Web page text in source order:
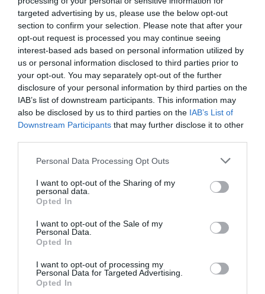
targeted advertising by us, please use the below opt-out
section to confirm your selection. Please note that after your
opt-out request is processed you may continue seeing
interest-based ads based on personal information utilized by
us or personal information disclosed to third parties prior to
your opt-out. You may separately opt-out of the further
disclosure of your personal information by third parties on the
IAB’s list of downstream participants. This information may
also be disclosed by us to third parties on the IAB’s List of
Downstream Participants that may further disclose it to other
Personal Data Processing Opt Outs
I want to opt-out of the Sharing of my
personal data.
Opted In
I want to opt-out of the Sale of my
Personal Data.
Opted In
I want to opt-out of processing my
Personal Data for Targeted Advertising.
Opted In
Asistencial
Cathaysa González Barbero
06/06/2024
Gestión de redes sociales,
rentabilidad para la oficina de
farmacia
Asistencial
Cathaysa González Barbero
30/05/2024
Marián García: «Hasta los
tienen un valor y las incorporan a
Entrevistas
Silvia Estebarán
(@boticariagarcia), doctora en Farmacia,
graduada en Nutrición Humana y Dietética, y
redes sociales» #FarmaciayRRSS